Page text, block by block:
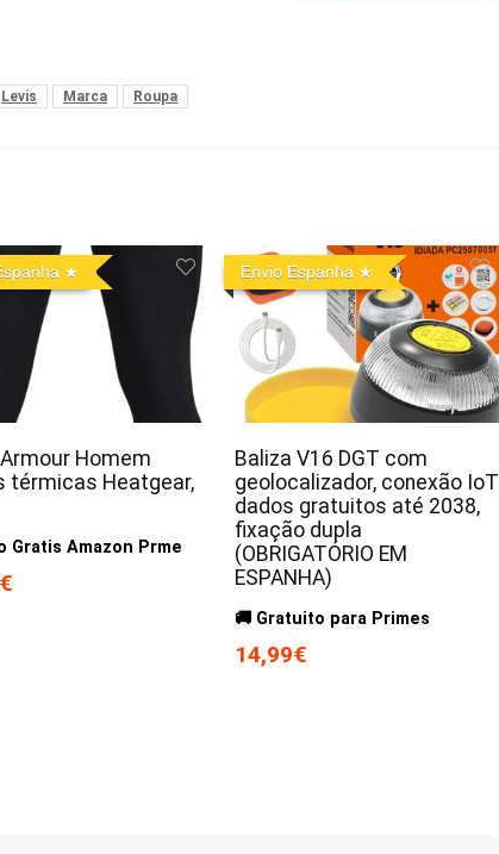
Levis Marca Roupa
Homem
térmicas Heatgear,
Gratis Amazon Prme
Envio Espanha
Baliza V16 DGT com
geolocalizador, conexão IoT
dados gratuitos até 2038,
fixação dupla
(OBRIGATÓRIO EM
ESPANHA)
🚚 Gratuito para Primes
14,99€